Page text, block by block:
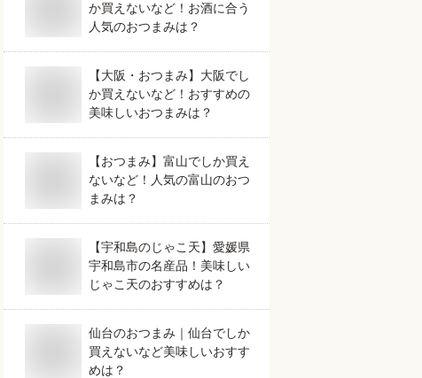
か買えないなど！お酒に合う
人気のおつまみは？
【大阪・おつまみ】大阪でし
か買えないなど！おすすめの
美味しいおつまみは？
【おつまみ】富山でしか買え
ないなど！人気の富山のおつ
まみは？
【宇和島のじゃこ天】愛媛県
宇和島市の名産品！美味しい
じゃこ天のおすすめは？
仙台のおつまみ｜仙台でしか
買えないなど美味しいおすす
めは？